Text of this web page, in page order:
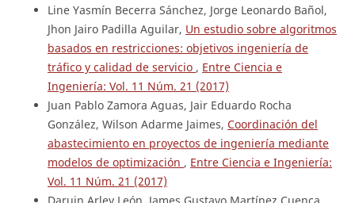
Line Yasmín Becerra Sánchez, Jorge Leonardo Bañol,
Jhon Jairo Padilla Aguilar, Un estudio sobre algoritmos
basados en restricciones: objetivos ingeniería de
tráfico y calidad de servicio , Entre Ciencia e
Ingeniería: Vol. 11 Núm. 21 (2017)
Juan Pablo Zamora Aguas, Jair Eduardo Rocha
González, Wilson Adarme Jaimes, Coordinación del
abastecimiento en proyectos de ingeniería mediante
modelos de optimización , Entre Ciencia e Ingeniería:
Vol. 11 Núm. 21 (2017)